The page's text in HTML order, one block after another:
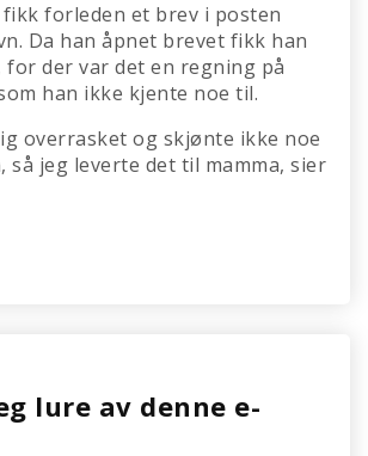
fikk forleden et brev i posten
Da han åpnet brevet fikk han
for der var det en regning på
han ikke kjente noe til.
overrasket og skjønte ikke noe
så jeg leverte det til mamma, sier
lure av denne e-